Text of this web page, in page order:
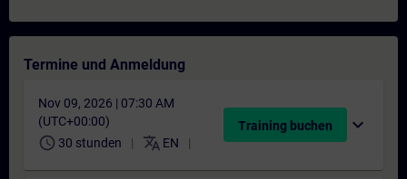
Termine und Anmeldung
Nov 09, 2026 | 07:30 AM
(UTC+00:00)
schedule 30 stunden translate EN
Training buchen expand_more